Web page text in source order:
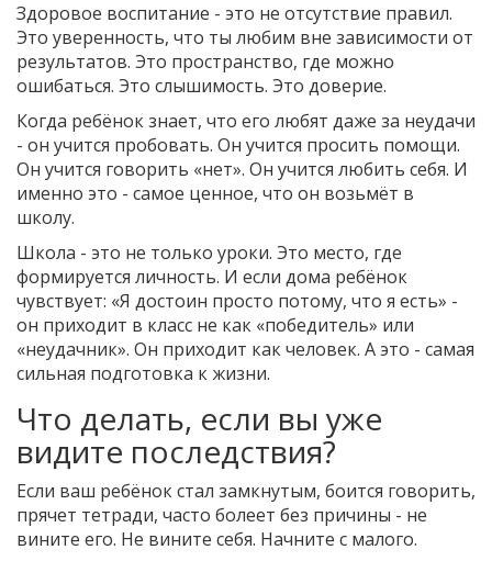
Здоровое воспитание - это не отсутствие правил.
Это уверенность, что ты любим вне зависимости от
результатов. Это пространство, где можно
ошибаться. Это слышимость. Это доверие.
Когда ребёнок знает, что его любят даже за неудачи
- он учится пробовать. Он учится просить помощи.
Он учится говорить «нет». Он учится любить себя. И
именно это - самое ценное, что он возьмёт в
школу.
Школа - это не только уроки. Это место, где
формируется личность. И если дома ребёнок
чувствует: «Я достоин просто потому, что я есть» -
он приходит в класс не как «победитель» или
«неудачник». Он приходит как человек. А это - самая
сильная подготовка к жизни.
Что делать, если вы уже
видите последствия?
Если ваш ребёнок стал замкнутым, боится говорить,
прячет тетради, часто болеет без причины - не
вините его. Не вините себя. Начните с малого.